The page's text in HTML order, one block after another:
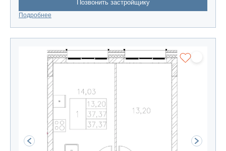
Позвонить застройщику
Подробнее